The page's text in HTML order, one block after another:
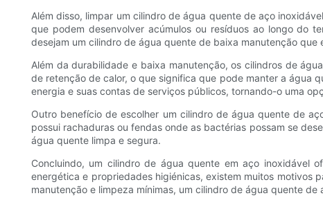
Além disso, limpar um cilindro de água quente de aço
que podem desenvolver acúmulos ou resíduos ao longo do
desejam um cilindro de água quente de baixa manutenção
Além da durabilidade e baixa manutenção, os cilindros de
de retenção de calor, o que significa que pode manter a água
energia e suas contas de serviços públicos, tornando-o uma
Outro benefício de escolher um cilindro de água quente de
possui rachaduras ou fendas onde as bactérias possam se
água quente limpa e segura.
Concluindo, um cilindro de água quente em aço inoxidável
energética e propriedades higiénicas, existem muitos motivos
manutenção e limpeza mínimas, um cilindro de água quente